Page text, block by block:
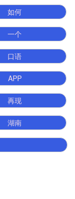
如何
一个
口语
APP
再现
湖南